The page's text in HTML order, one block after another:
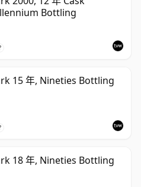
Bottling
15 年, Nineties Bottling
18 年, Nineties Bottling